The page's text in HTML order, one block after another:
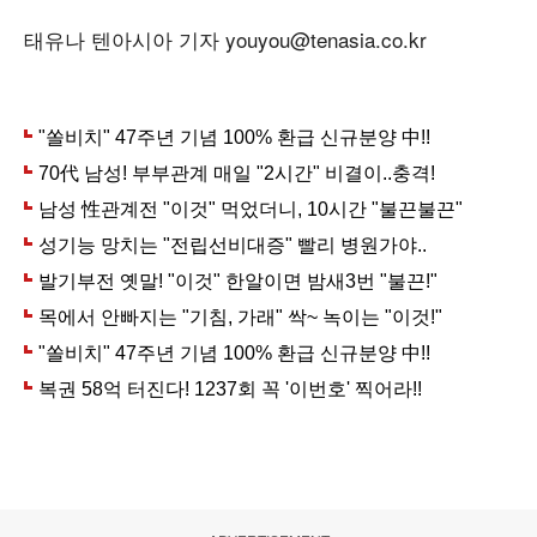
태유나 텐아시아 기자 youyou@tenasia.co.kr